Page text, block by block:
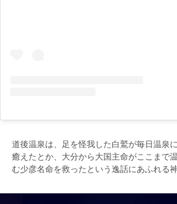
道後温泉は、足を怪我した白鷲が毎日温泉
癒えたとか、大分から大国主命がここまで
む少彦名命を救ったという逸話にあふれる